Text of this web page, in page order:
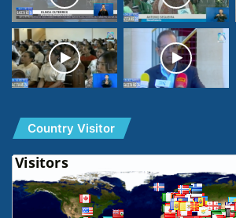
Country Visitor